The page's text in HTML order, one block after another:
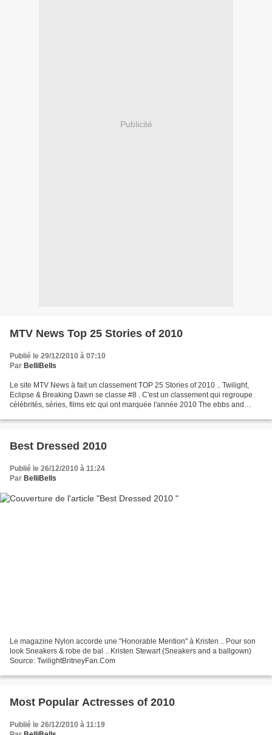
Publicité
MTV News Top 25 Stories of 2010
Publié le 29/12/2010 à 07:10
Par BelliBells
Le site MTV News à fait un classement TOP 25 Stories of 2010 .. Twilight,
Eclipse & Breaking Dawn se classe #8 . C'est un classement qui regroupe
célébrités, séries, films etc qui ont marquée l'année 2010 The ebbs and
Best Dressed 2010
Publié le 26/12/2010 à 11:24
Par BelliBells
Le magazine Nylon accorde une "Honorable Mention" à Kristen .. Pour son
look Sneakers & robe de bal .. Kristen Stewart (Sneakers and a ballgown)
Source: TwilightBritneyFan.Com
Most Popular Actresses of 2010
Publié le 26/12/2010 à 11:19